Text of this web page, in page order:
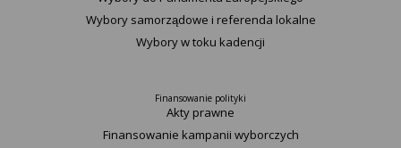
Wybory samorządowe i referenda lokalne
Wybory w toku kadencji
Finansowanie polityki
Akty prawne
Finansowanie kampanii wyborczych